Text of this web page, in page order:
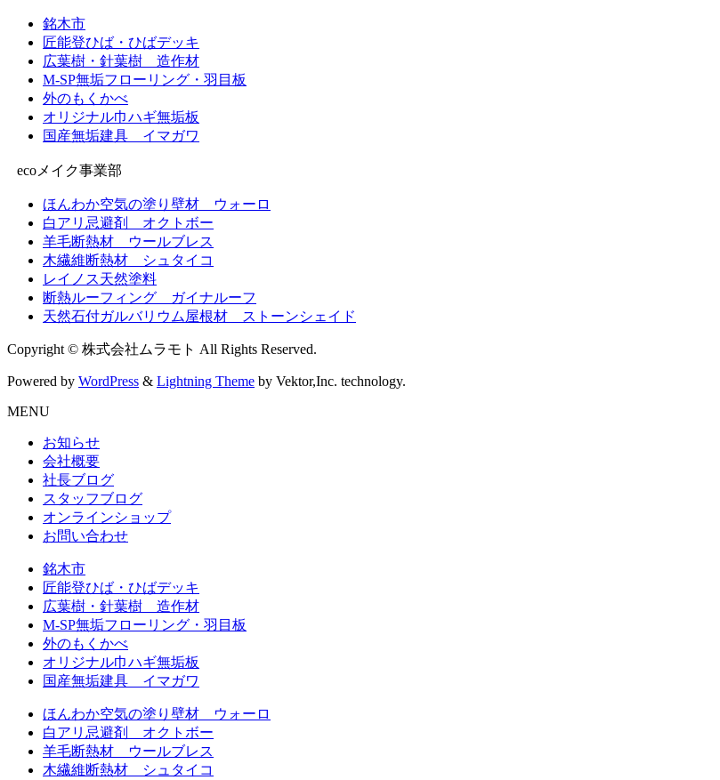
銘木市
匠能登ひば・ひばデッキ
広葉樹・針葉樹 造作材
M-SP無垢フローリング・羽目板
外のもくかべ
オリジナル巾ハギ無垢板
国産無垢建具 イマガワ
ecoメイク事業部
ほんわか空気の塗り壁材 ウォーロ
白アリ忌避剤 オクトボー
羊毛断熱材 ウールブレス
木繊維断熱材 シュタイコ
レイノス天然塗料
断熱ルーフィング ガイナルーフ
天然石付ガルバリウム屋根材 ストーンシェイド
Copyright © 株式会社ムラモト All Rights Reserved.
Powered by WordPress & Lightning Theme by Vektor,Inc. technology.
MENU
お知らせ
会社概要
社長ブログ
スタッフブログ
オンラインショップ
お問い合わせ
銘木市
匠能登ひば・ひばデッキ
広葉樹・針葉樹 造作材
M-SP無垢フローリング・羽目板
外のもくかべ
オリジナル巾ハギ無垢板
国産無垢建具 イマガワ
ほんわか空気の塗り壁材 ウォーロ
白アリ忌避剤 オクトボー
羊毛断熱材 ウールブレス
木繊維断熱材 シュタイコ